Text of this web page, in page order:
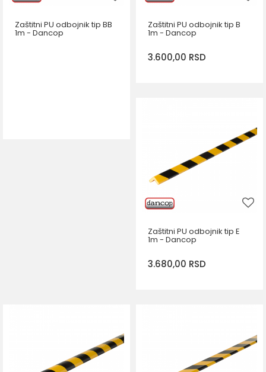
Zaštitni PU odbojnik tip BB
1m - Dancop
Zaštitni PU odbojnik tip B
1m - Dancop
3.600,00 RSD
Zaštitni PU odbojnik tip E
1m - Dancop
3.680,00 RSD